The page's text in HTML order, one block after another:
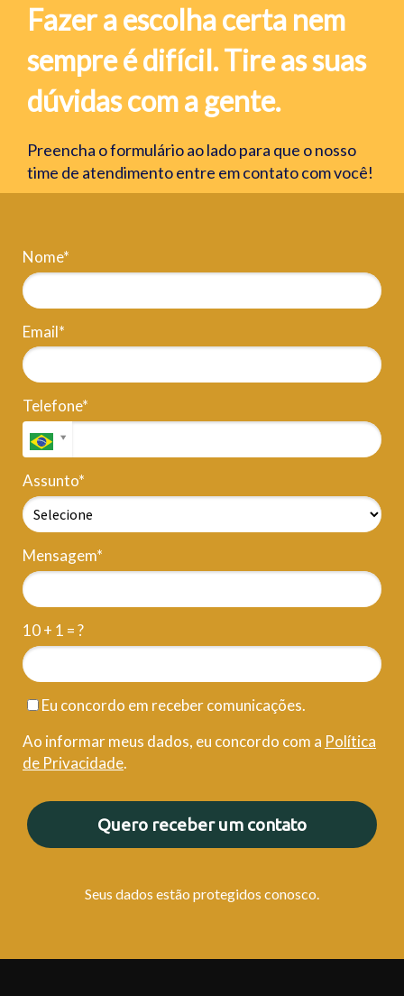
Fazer a escolha certa nem
sempre é difícil. Tire as suas
dúvidas com a gente.
Preencha o formulário ao lado para que o nosso
time de atendimento entre em contato com você!
Nome*
Email*
Telefone*
Assunto*
Mensagem*
10 + 1 = ?
Eu concordo em receber comunicações.
Ao informar meus dados, eu concordo com a Política
de Privacidade.
Quero receber um contato
Seus dados estão protegidos conosco.